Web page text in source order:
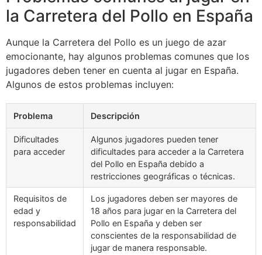
la Carretera del Pollo en España
Aunque la Carretera del Pollo es un juego de azar
emocionante, hay algunos problemas comunes que los
jugadores deben tener en cuenta al jugar en España.
Algunos de estos problemas incluyen:
Problema Descripción
Dificultades
para acceder
Algunos jugadores pueden tener
dificultades para acceder a la Carretera
del Pollo en España debido a
restricciones geográficas o técnicas.
Requisitos de
edad y
responsabilidad
Los jugadores deben ser mayores de
18 años para jugar en la Carretera del
Pollo en España y deben ser
conscientes de la responsabilidad de
jugar de manera responsable.